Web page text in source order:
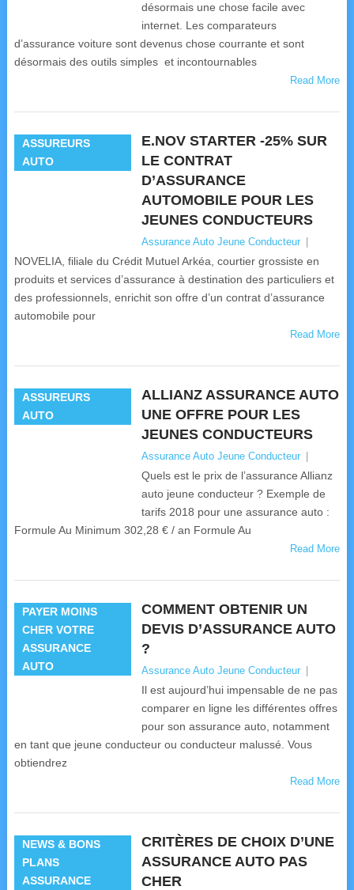
désormais une chose facile avec
internet. Les comparateurs
d’assurance voiture sont devenus chose courrante et sont
désormais des outils simples et incontournables
Read More
ASSUREURS
AUTO
E.NOV STARTER -25% SUR
LE CONTRAT
D’ASSURANCE
AUTOMOBILE POUR LES
JEUNES CONDUCTEURS
Assurance Auto Jeune Conducteur
NOVELIA, filiale du Crédit Mutuel Arkéa, courtier grossiste en
produits et services d’assurance à destination des particuliers et
des professionnels, enrichit son offre d’un contrat d’assurance
automobile pour
Read More
ASSUREURS
AUTO
ALLIANZ ASSURANCE AUTO
UNE OFFRE POUR LES
JEUNES CONDUCTEURS
Assurance Auto Jeune Conducteur
Quels est le prix de l’assurance Allianz
auto jeune conducteur ? Exemple de
tarifs 2018 pour une assurance auto :
Formule Au Minimum 302,28 € / an Formule Au
Read More
PAYER MOINS
CHER VOTRE
ASSURANCE
AUTO
COMMENT OBTENIR UN
DEVIS D’ASSURANCE AUTO
?
Assurance Auto Jeune Conducteur
Il est aujourd’hui impensable de ne pas
comparer en ligne les différentes offres
pour son assurance auto, notamment
en tant que jeune conducteur ou conducteur malussé. Vous
obtiendrez
Read More
NEWS & BONS
PLANS
ASSURANCE
CRITÈRES DE CHOIX D’UNE
ASSURANCE AUTO PAS
CHER